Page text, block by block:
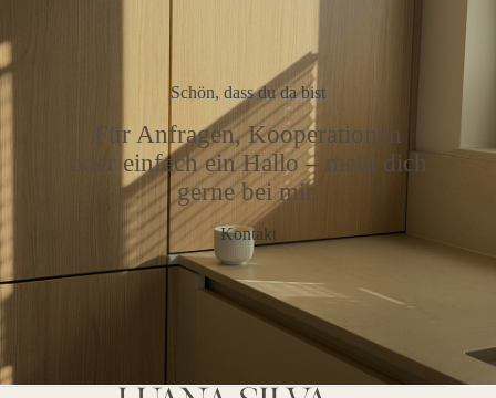
Schön, dass du da bist
Für Anfragen, Kooperationen
oder einfach ein Hallo – meld dich
gerne bei mir.
Kontakt